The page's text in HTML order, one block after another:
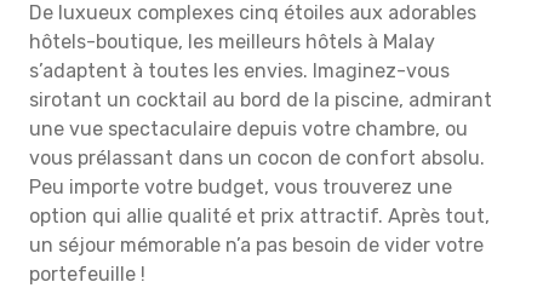
De luxueux complexes cinq étoiles aux adorables
hôtels-boutique, les meilleurs hôtels à Malay
s’adaptent à toutes les envies. Imaginez-vous
sirotant un cocktail au bord de la piscine, admirant
une vue spectaculaire depuis votre chambre, ou
vous prélassant dans un cocon de confort absolu.
Peu importe votre budget, vous trouverez une
option qui allie qualité et prix attractif. Après tout,
un séjour mémorable n’a pas besoin de vider votre
portefeuille !